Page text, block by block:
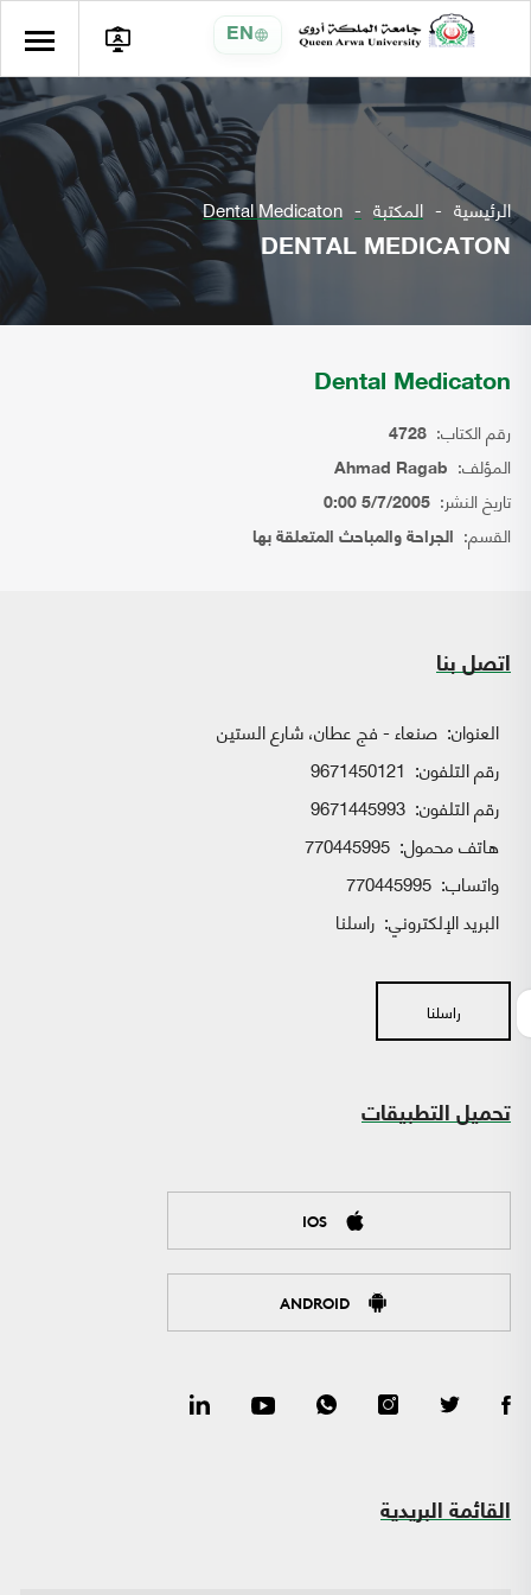
EN
الرئيسية المكتبة Dental Medicaton
DENTAL MEDICATON
Dental Medicaton
رقم الكتاب: 4728
المؤلف: Ahmad Ragab
تاريخ النشر: 5/7/2005 0:00
القسم: الجراحة والمباحث المتعلقة بها
اتصل بنا
العنوان: صنعاء - فج عطان، شارع الستين
رقم التلفون: 9671450121
رقم التلفون: 9671445993
هاتف محمول: 770445995
واتساب:
البريد الإلكتروني: راسلنا
راسلنا
تحميل التطبيقات
IOS
ANDROID
القائمة البريدية